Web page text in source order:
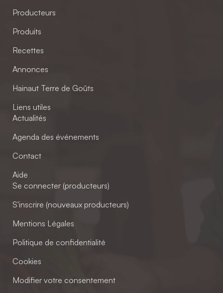
Producteurs
Produits
Recettes
Annonces
Hainaut Terre de Goûts
Liens utiles
Actualités
Agenda des événements
Contact
Aide
Se connecter (producteurs)
S'inscrire (nouveaux producteurs)
Mentions Légales
Politique de confidentialité
Cookies
Modifier votre consentement